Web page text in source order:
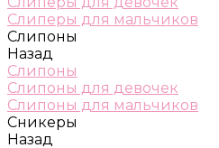
Слиперы для мальчиков
Слипоны
Назад
Слипоны
Слипоны для девочек
Слипоны для мальчиков
Сникеры
Назад